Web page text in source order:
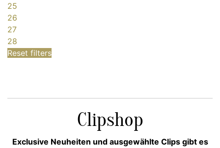
25
26
27
28
Reset filters
Clipshop
Exclusive Neuheiten und ausgewählte Clips gibt es